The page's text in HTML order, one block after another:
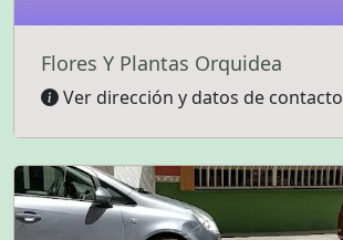
Flores Y Plantas Orquidea
Ver dirección y datos de contacto